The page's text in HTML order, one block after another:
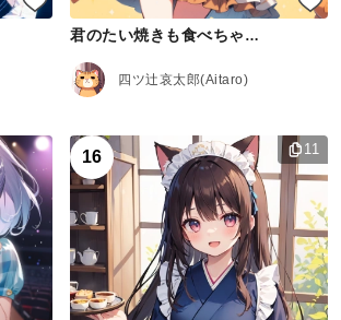
君のたい焼きも食べちゃうぞ
四ツ辻哀太郎(Aitaro)
16 11